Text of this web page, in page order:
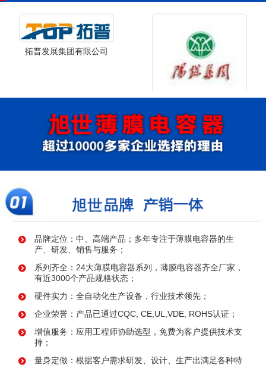
拓普发展集团有限公司
山西省阳泉市阳泉煤业集团
品牌定位：中、高端产品；多年专注于薄膜电容器的生
产、研发、销售与服务；
系列齐全：24大薄膜电容器系列，薄膜电容器齐全厂家，
有近3000个产品规格状态；
硬件实力：全自动化生产设备，行业技术领先；
企业荣誉：产品已通过CQC, CE,UL,VDE, ROHS认证；
增值服务：应用工程师协助选型，免费为客户提供技术支
持；
量身定做：根据客户需求研发、设计、生产出满足各种特